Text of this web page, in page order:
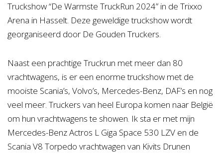
Truckshow “De Warmste TruckRun 2024” in de Trixxo
Arena in Hasselt. Deze geweldige truckshow wordt
georganiseerd door De Gouden Truckers.
Naast een prachtige Truckrun met meer dan 80
vrachtwagens, is er een enorme truckshow met de
mooiste Scania’s, Volvo’s, Mercedes-Benz, DAF’s en nog
veel meer. Truckers van heel Europa komen naar België
om hun vrachtwagens te showen. Ik sta er met mijn
Mercedes-Benz Actros L Giga Space 530 LZV en de
Scania V8 Torpedo vrachtwagen van Kivits Drunen